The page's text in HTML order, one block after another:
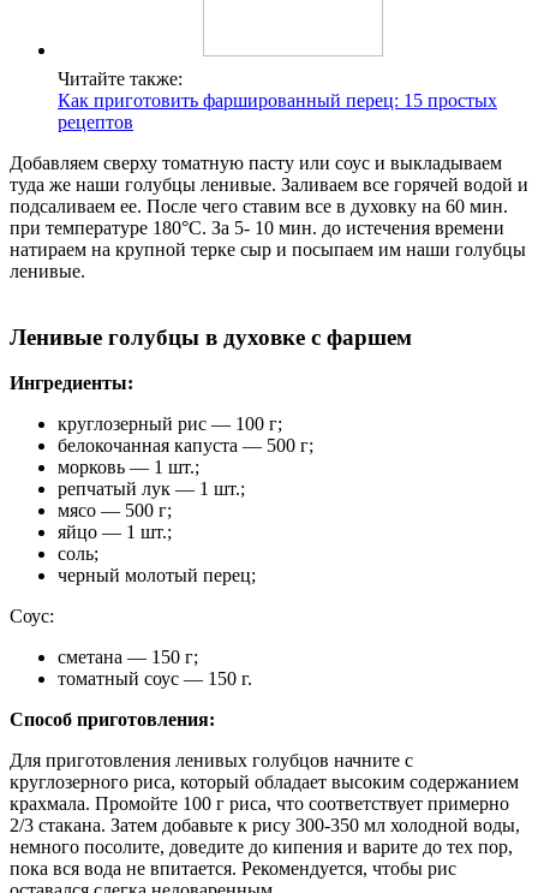
Читайте также:
Как приготовить фаршированный перец: 15 простых
рецептов
Добавляем сверху томатную пасту или соус и выкладываем
туда же наши голубцы ленивые. Заливаем все горячей водой и
подсаливаем ее. После чего ставим все в духовку на 60 мин.
при температуре 180°C. За 5- 10 мин. до истечения времени
натираем на крупной терке сыр и посыпаем им наши голубцы
ленивые.
Ленивые голубцы в духовке с фаршем
Ингредиенты:
круглозерный рис — 100 г;
белокочанная капуста — 500 г;
морковь — 1 шт.;
репчатый лук — 1 шт.;
мясо — 500 г;
яйцо — 1 шт.;
соль;
черный молотый перец;
Соус:
сметана — 150 г;
томатный соус — 150 г.
Способ приготовления:
Для приготовления ленивых голубцов начните с
круглозерного риса, который обладает высоким содержанием
крахмала. Промойте 100 г риса, что соответствует примерно
2/3 стакана. Затем добавьте к рису 300-350 мл холодной воды,
немного посолите, доведите до кипения и варите до тех пор,
пока вся вода не впитается. Рекомендуется, чтобы рис